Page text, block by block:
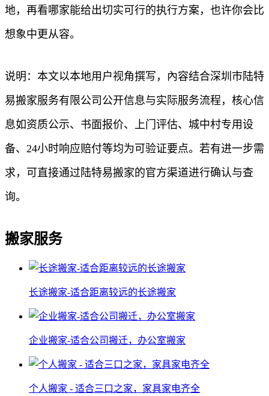
地，再看哪家能给出切实可行的执行方案，也许你会比
想象中更从容。
说明：本文以本地用户视角撰写，內容结合深圳市陆特
易搬家服务有限公司公开信息与实际服务流程，核心信
息如资质公示、书面报价、上门评估、城中村专用设
备、24小时响应赔付等均为可验证要点。若有进一步需
求，可直接通过陆特易搬家的官方渠道进行确认与查
询。
搬家服务
长途搬家-适合距离较远的长途搬家
企业搬家-适合公司搬迁，办公室搬家
个人搬家 - 适合三口之家，家具家电齐全